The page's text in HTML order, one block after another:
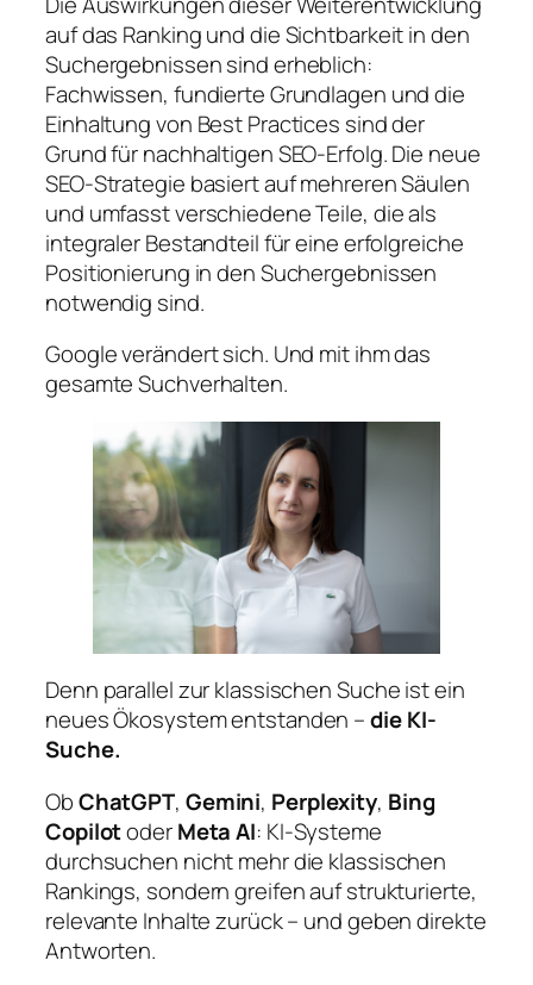
auf das Ranking und die Sichtbarkeit in den
Suchergebnissen sind erheblich:
Fachwissen, fundierte Grundlagen und die
Einhaltung von Best Practices sind der
Grund für nachhaltigen SEO-Erfolg. Die neue
SEO-Strategie basiert auf mehreren Säulen
und umfasst verschiedene Teile, die als
integraler Bestandteil für eine erfolgreiche
Positionierung in den Suchergebnissen
notwendig sind.
Google verändert sich. Und mit ihm das
gesamte Suchverhalten.
Denn parallel zur klassischen Suche ist ein
neues Ökosystem entstanden –die KI-
Suche.
ObChatGPT, Gemini, Perplexity, Bing
CopilotoderMeta AI: KI-Systeme
durchsuchen nicht mehr die klassischen
Rankings, sondern greifen auf strukturierte,
relevante Inhalte zurück – und geben direkte
Antworten.